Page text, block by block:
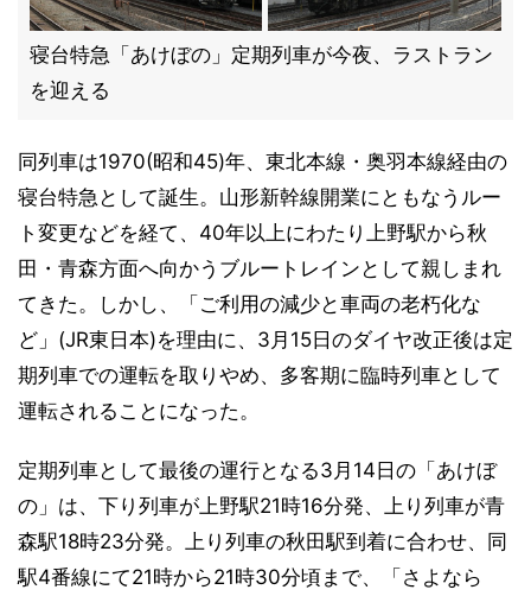
寝台特急「あけぼの」定期列車が今夜、ラストラン
を迎える
同列車は1970(昭和45)年、東北本線・奥羽本線経由の
寝台特急として誕生。山形新幹線開業にともなうルー
ト変更などを経て、40年以上にわたり上野駅から秋
田・青森方面へ向かうブルートレインとして親しまれ
てきた。しかし、「ご利用の減少と車両の老朽化な
ど」(JR東日本)を理由に、3月15日のダイヤ改正後は定
期列車での運転を取りやめ、多客期に臨時列車として
運転されることになった。
定期列車として最後の運行となる3月14日の「あけぼ
の」は、下り列車が上野駅21時16分発、上り列車が青
森駅18時23分発。上り列車の秋田駅到着に合わせ、同
駅4番線にて21時から21時30分頃まで、「さよなら